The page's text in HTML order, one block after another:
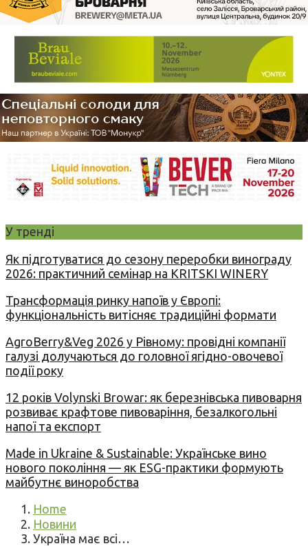
У тренді
Як підготуватися до сезону переробки винограду
2026: практичний семінар на KRITSKI WINERY
Трансформація ринку напоїв у Європі:
функціональність витісняє традиційні формати
AgroBerry&Veg 2026 у Рівному: провідні компанії
галузі долучаються до головної ягідно-овочевої
події року
12 років Volynski Browar: як березнівська пивоварня
розвиває крафтове пивоваріння, безалкогольні
напої та експорт
Made in Ukraine & Sustainable: Українське вино
нового покоління — як ESG-практики формують
майбутнє виноробства
Home
Новини
Україна має всі…